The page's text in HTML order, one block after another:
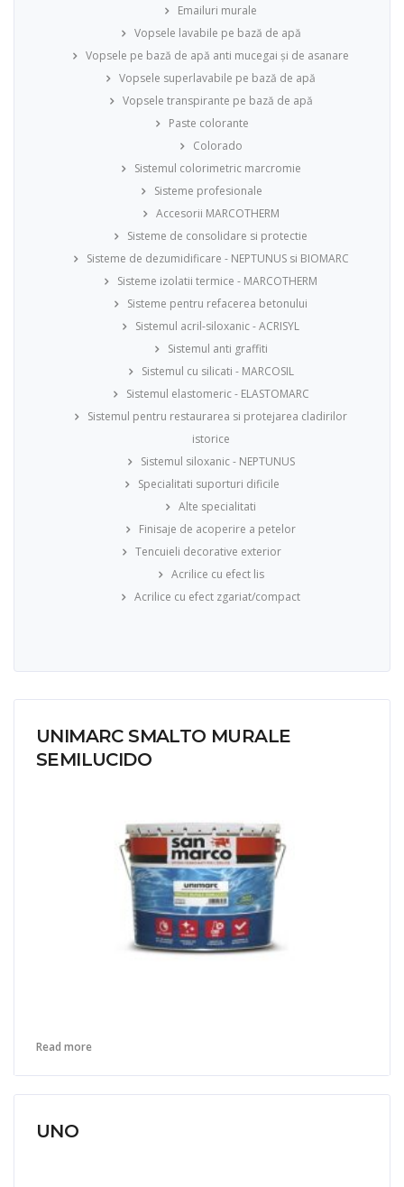
Emailuri murale
Vopsele lavabile pe bază de apă
Vopsele pe bază de apă anti mucegai și de asanare
Vopsele superlavabile pe bază de apă
Vopsele transpirante pe bază de apă
Paste colorante
Colorado
Sistemul colorimetric marcromie
Sisteme profesionale
Accesorii MARCOTHERM
Sisteme de consolidare si protectie
Sisteme de dezumidificare - NEPTUNUS si BIOMARC
Sisteme izolatii termice - MARCOTHERM
Sisteme pentru refacerea betonului
Sistemul acril-siloxanic - ACRISYL
Sistemul anti graffiti
Sistemul cu silicati - MARCOSIL
Sistemul elastomeric - ELASTOMARC
Sistemul pentru restaurarea si protejarea cladirilor
istorice
Sistemul siloxanic - NEPTUNUS
Specialitati suporturi dificile
Alte specialitati
Finisaje de acoperire a petelor
Tencuieli decorative exterior
Acrilice cu efect lis
Acrilice cu efect zgariat/compact
UNIMARC SMALTO MURALE
SEMILUCIDO
Read more
UNO